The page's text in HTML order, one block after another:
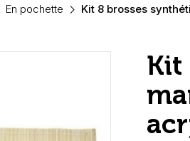
En pochette Kit 8 brosses
Kit